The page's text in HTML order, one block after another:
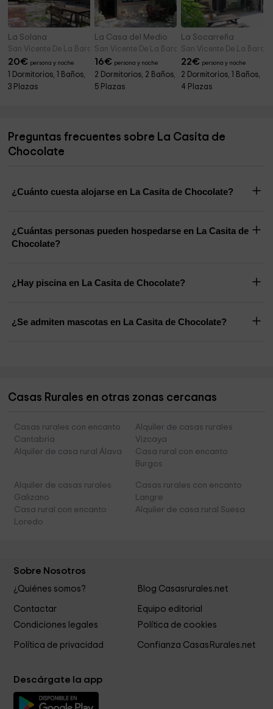
La Solana
San Vicente De La Barquera (Cantabria)
20€ persona y noche
1 Dormitorios, 1 Baños,
3 Plazas
La Casa del Medio
San Vicente De La Barquera (Cantabria)
16€ persona y noche
2 Dormitorios, 2 Baños,
5 Plazas
La Socarreña
San Vicente De La
22€ persona y noche
2 Dormitorios, 1 Baños,
4 Plazas
Preguntas frecuentes sobre La Casita de
Chocolate
¿Cuánto cuesta alojarse en La Casita de Chocolate?
¿Cuántas personas pueden hospedarse en La Casita de
Chocolate?
¿Hay piscina en La Casita de Chocolate?
¿Se admiten mascotas en La Casita de Chocolate?
Casas Rurales en otras zonas cercanas
Casas rurales con encanto
Cantabria
Alquiler de casas rurales
Vizcaya
Alquiler de casa rural Álava
Casa rural con encanto
Burgos
Alquiler de casas rurales
Galizano
Casas rurales con encanto
Langre
Casa rural con encanto
Loredo
Alquiler de casa rural Suesa
Sobre Nosotros
¿Quiénes somos? Blog Casasrurales.net
Contactar
Equipo editorial
Condiciones legales
Política de cookies
Política de privacidad Confianza CasasRurales.net
Descárgate la app